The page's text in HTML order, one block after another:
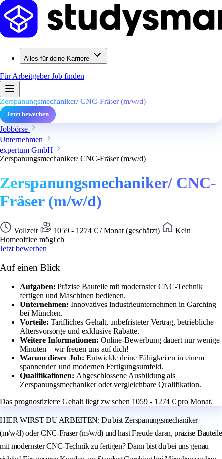
Alles für deine Karriere
Für ArbeitgeberJob finden
Zerspanungsmechaniker/ CNC-Fräser (m/w/d)
Jetzt bewerben
Jobbörse
Unternehmen
expertum GmbH
Zerspanungsmechaniker/ CNC-Fräser (m/w/d)
Zerspanungsmechaniker/ CNC-
Fräser (m/w/d)
Vollzeit 1059 - 1274 € / Monat (geschätzt)
Kein
Homeoffice möglich
Jetzt bewerben
Auf einen Blick
Aufgaben: Präzise Bauteile mit modernster CNC-Technik
fertigen und Maschinen bedienen.
Unternehmen: Innovatives Industrieunternehmen in Garching
bei München.
Vorteile: Tarifliches Gehalt, unbefristeter Vertrag, betriebliche
Altersvorsorge und exklusive Rabatte.
Weitere Informationen: Online-Bewerbung dauert nur wenige
Minuten – wir freuen uns auf dich!
Warum dieser Job: Entwickle deine Fähigkeiten in einem
spannenden und modernen Fertigungsumfeld.
Qualifikationen: Abgeschlossene Ausbildung als
Zerspanungsmechaniker oder vergleichbare Qualifikation.
Das prognostizierte Gehalt liegt zwischen 1059 - 1274 € pro Monat.
HIER WIRST DU ARBEITEN: Du bist Zerspanungsmechaniker
(m/w/d) oder CNC-Fräser (m/w/d) und hast Freude daran, präzise Bauteile
mit modernster CNC-Technik zu fertigen? Dann bist du bei uns genau